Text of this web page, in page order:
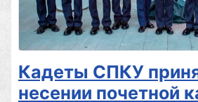
Кадеты СПКУ
несении почетной